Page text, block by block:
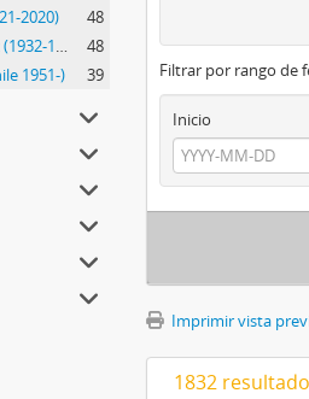
2020)
48
Gonzalo Izquierdo Fernández (1932-1990)
48
1951-)
39 Filtrar por rango de
Inicio
Imprimir vista
1832